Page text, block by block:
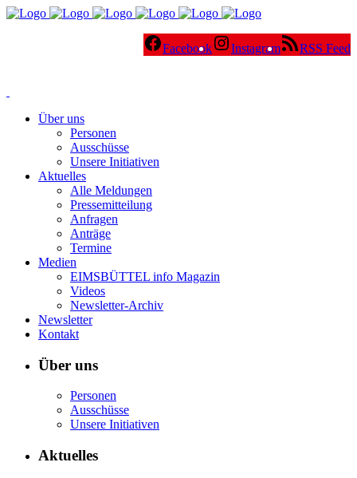
Facebook Instagram RSS Feed
Über uns
Personen
Ausschüsse
Unsere Initiativen
Aktuelles
Alle Meldungen
Pressemitteilung
Anfragen
Anträge
Termine
Medien
EIMSBÜTTEL info Magazin
Videos
Newsletter-Archiv
Newsletter
Kontakt
Über uns
Personen
Ausschüsse
Unsere Initiativen
Aktuelles